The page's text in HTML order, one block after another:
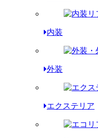
内装
外装
エクステリア